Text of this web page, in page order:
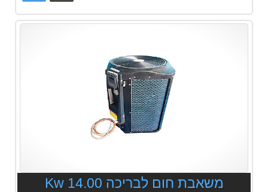
משאבת חום לבריכה 14.00 Kw